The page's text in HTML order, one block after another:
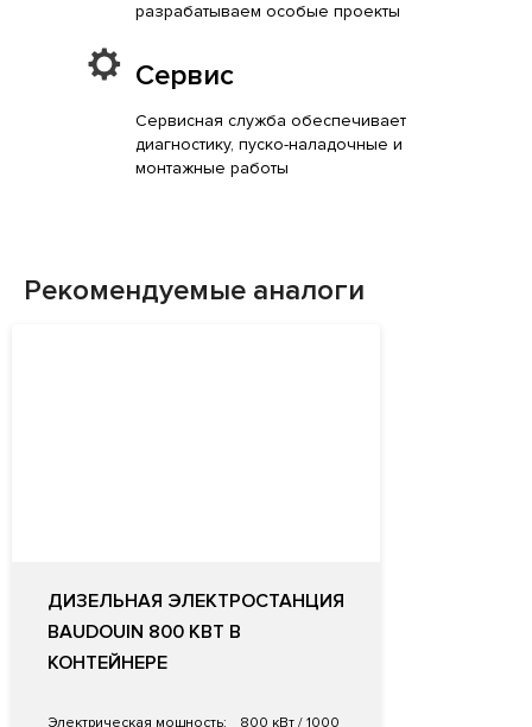
разрабатываем особые проекты
Сервис
Сервисная служба обеспечивает
диагностику, пуско-наладочные и
монтажные работы
Рекомендуемые аналоги
ДИЗЕЛЬНАЯ ЭЛЕКТРОСТАНЦИЯ
BAUDOUIN 800 КВТ В
КОНТЕЙНЕРЕ
Электрическая мощность:
800 кВт / 1000